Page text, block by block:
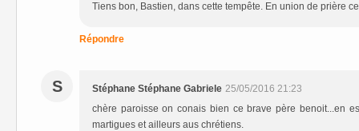
Tiens bon, Bastien, dans cette tempête. En union de prière
Répondre
S Stéphane Stéphane Gabriele 25/05/2016 21:23
chère paroisse on conais bien ce brave père benoit...en
martigues et ailleurs aus chrétiens.